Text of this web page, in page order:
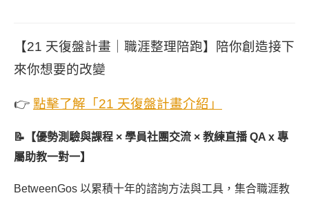
【21 天復盤計畫｜職涯整理陪跑】陪你創造接下
來你想要的改變
👉 點擊了解「21 天復盤計畫介紹」
📝【優勢測驗與課程 × 學員社團交流 × 教練直播 QA x 專
屬助教一對一】
BetweenGos 以累積十年的諮詢方法與工具，集合職涯教